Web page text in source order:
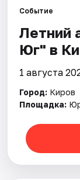
Города
Площадки
Рейтинги
Событие
Летний
Юг" в
1 августа
Город: Киров
Площадка: